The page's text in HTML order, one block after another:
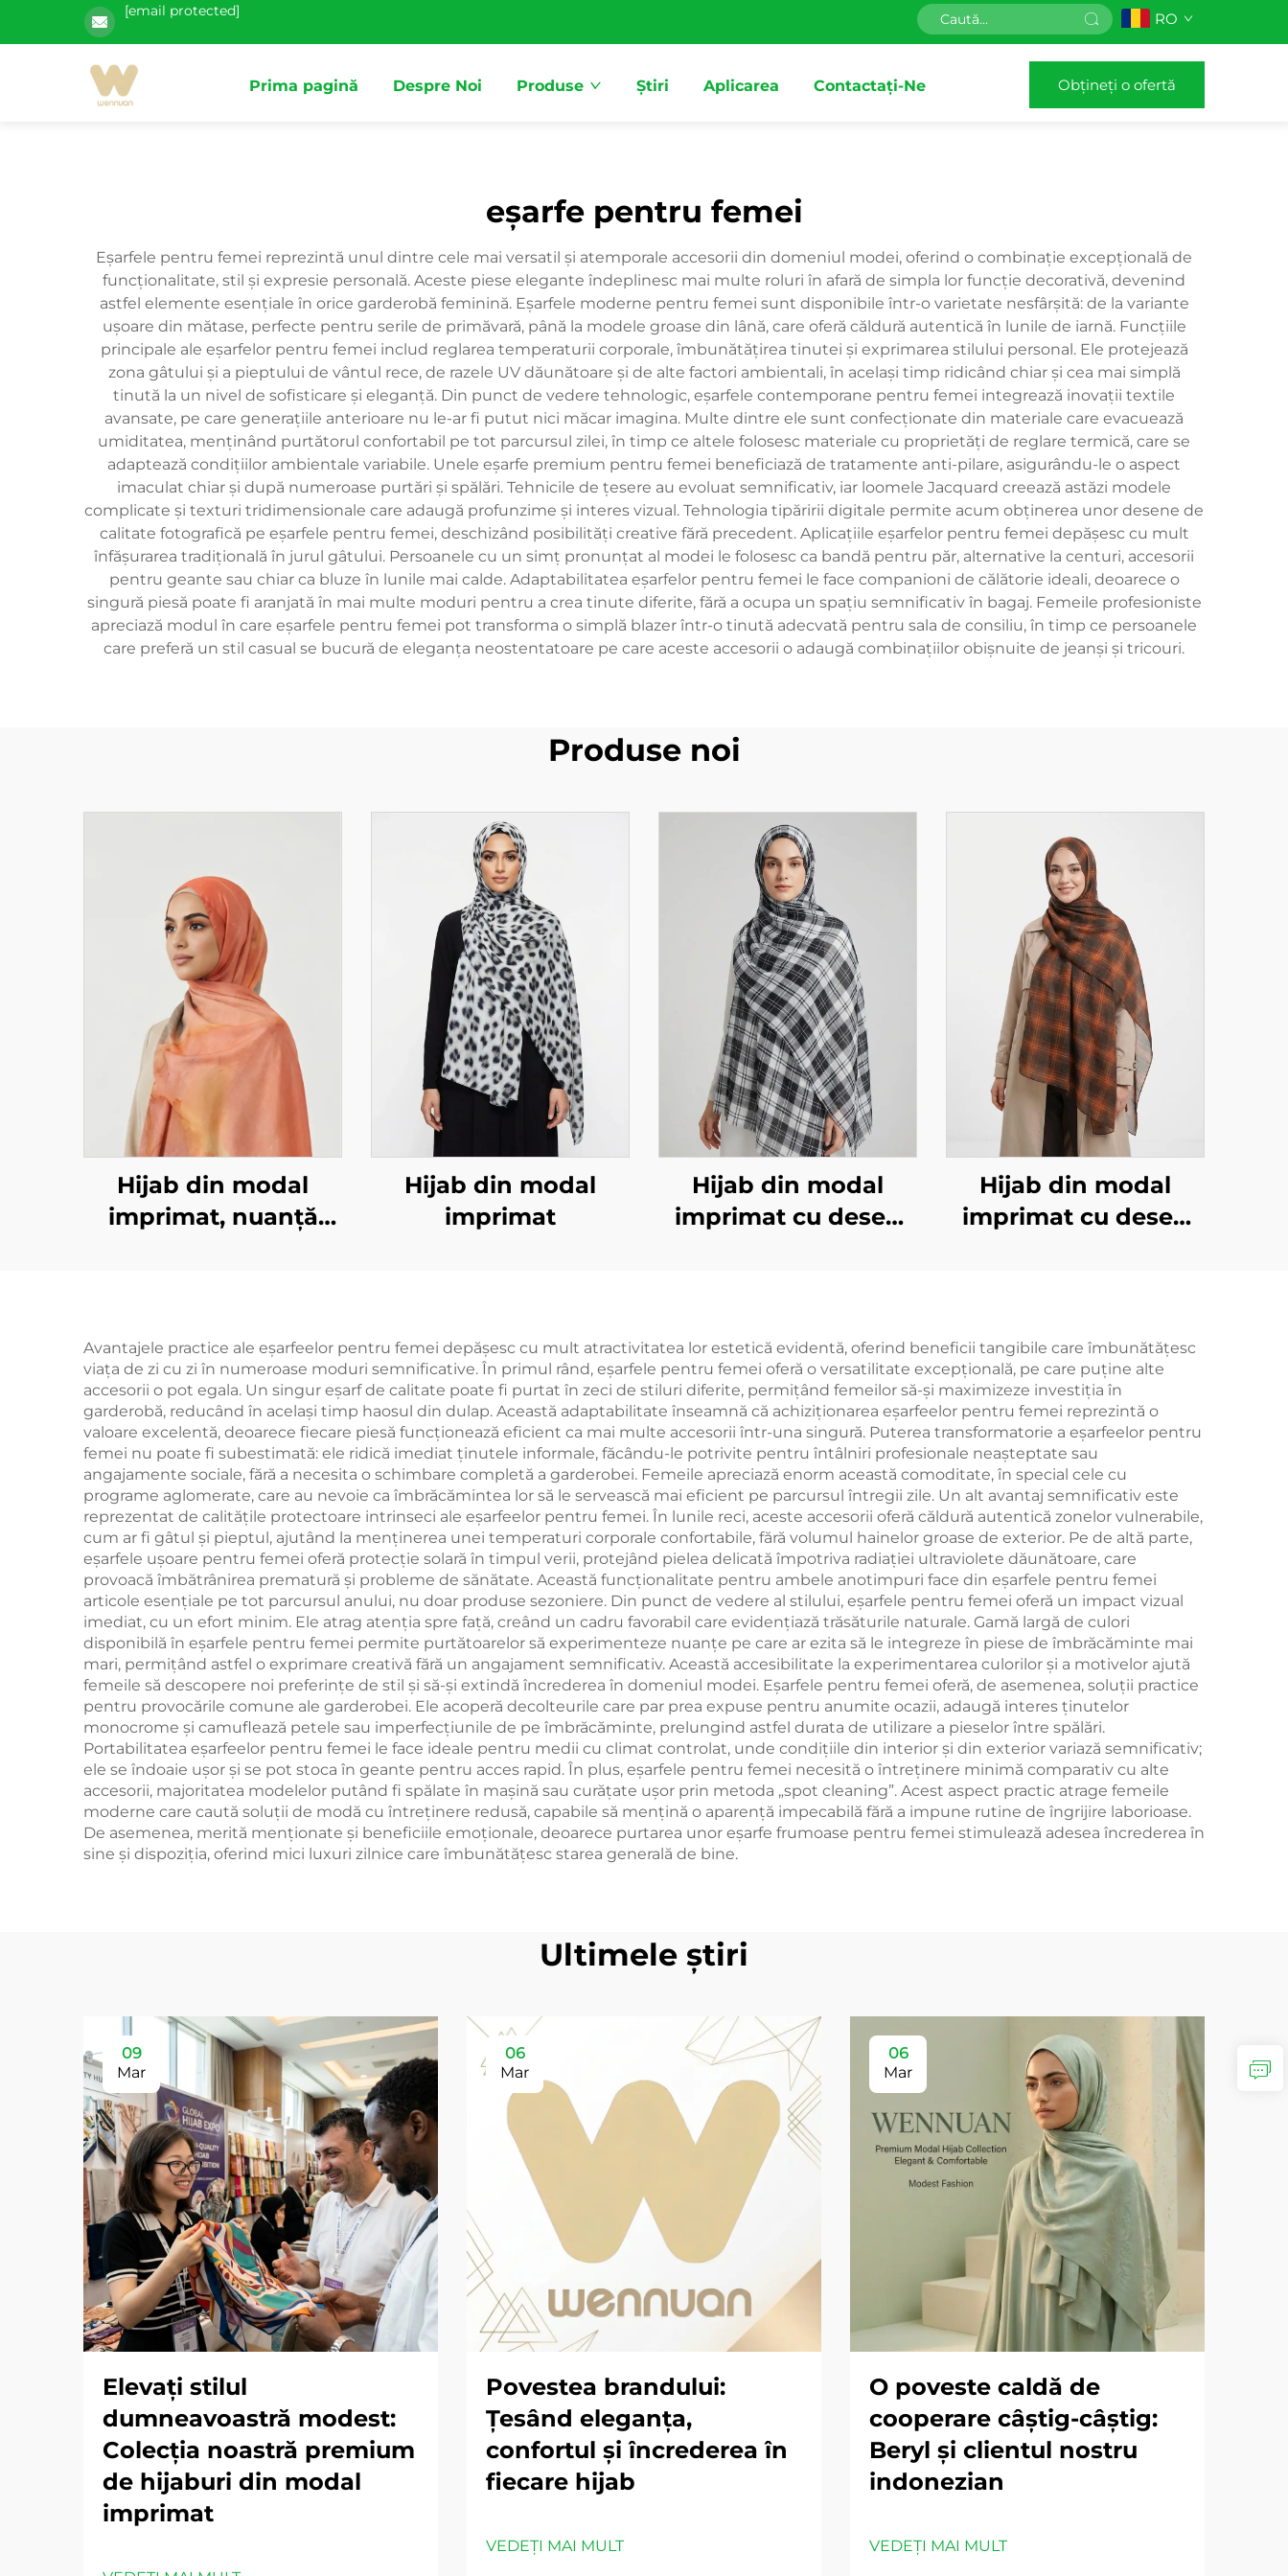
[email protected] RO
Prima pagină Despre Noi Produse Știri Aplicarea Contactați-Ne Obțineți o ofertă
eșarfe pentru femei
Eșarfele pentru femei reprezintă unul dintre cele mai versatil și atemporale accesorii din domeniul modei, oferind o combinație excepțională de
funcționalitate, stil și expresie personală. Aceste piese elegante îndeplinesc mai multe roluri în afară de simpla lor funcție decorativă, devenind
astfel elemente esențiale în orice garderobă feminină. Eșarfele moderne pentru femei sunt disponibile într-o varietate nesfârșită: de la variante
ușoare din mătase, perfecte pentru serile de primăvară, până la modele groase din lână, care oferă căldură autentică în lunile de iarnă. Funcțiile
principale ale eșarfelor pentru femei includ reglarea temperaturii corporale, îmbunătățirea tinutei și exprimarea stilului personal. Ele protejează
zona gâtului și a pieptului de vântul rece, de razele UV dăunătoare și de alte factori ambientali, în același timp ridicând chiar și cea mai simplă
tinută la un nivel de sofisticare și eleganță. Din punct de vedere tehnologic, eșarfele contemporane pentru femei integrează inovații textile
avansate, pe care generațiile anterioare nu le-ar fi putut nici măcar imagina. Multe dintre ele sunt confecționate din materiale care evacuează
umiditatea, menținând purtătorul confortabil pe tot parcursul zilei, în timp ce altele folosesc materiale cu proprietăți de reglare termică, care se
adaptează condițiilor ambientale variabile. Unele eșarfe premium pentru femei beneficiază de tratamente anti-pilare, asigurându-le o aspect
imaculat chiar și după numeroase purtări și spălări. Tehnicile de țesere au evoluat semnificativ, iar loomele Jacquard creează astăzi modele
complicate și texturi tridimensionale care adaugă profunzime și interes vizual. Tehnologia tipăririi digitale permite acum obținerea unor desene de
calitate fotografică pe eșarfele pentru femei, deschizând posibilități creative fără precedent. Aplicațiile eșarfelor pentru femei depășesc cu mult
înfășurarea tradițională în jurul gâtului. Persoanele cu un simț pronunțat al modei le folosesc ca bandă pentru păr, alternative la centuri, accesorii
pentru geante sau chiar ca bluze în lunile mai calde. Adaptabilitatea eșarfelor pentru femei le face companioni de călătorie ideali, deoarece o
singură piesă poate fi aranjată în mai multe moduri pentru a crea tinute diferite, fără a ocupa un spațiu semnificativ în bagaj. Femeile profesioniste
apreciază modul în care eșarfele pentru femei pot transforma o simplă blazer într-o tinută adecvată pentru sala de consiliu, în timp ce persoanele
care preferă un stil casual se bucură de eleganța neostentatoare pe care aceste accesorii o adaugă combinațiilor obișnuite de jeanși și tricouri.
Produse noi
Hijab din modal
imprimat, nuanță
Hijab din modal
imprimat
Hijab din modal
imprimat cu desen
Hijab din modal
imprimat cu desen
Avantajele practice ale eșarfeelor pentru femei depășesc cu mult atractivitatea lor estetică evidentă, oferind beneficii tangibile care îmbunătățesc
viața de zi cu zi în numeroase moduri semnificative. În primul rând, eșarfele pentru femei oferă o versatilitate excepțională, pe care puține alte
accesorii o pot egala. Un singur eșarf de calitate poate fi purtat în zeci de stiluri diferite, permițând femeilor să-și maximizeze investiția în
garderobă, reducând în același timp haosul din dulap. Această adaptabilitate înseamnă că achiziționarea eșarfeelor pentru femei reprezintă o
valoare excelentă, deoarece fiecare piesă funcționează eficient ca mai multe accesorii într-una singură. Puterea transformatorie a eșarfeelor pentru
femei nu poate fi subestimată: ele ridică imediat ținutele informale, făcându-le potrivite pentru întâlniri profesionale neașteptate sau
angajamente sociale, fără a necesita o schimbare completă a garderobei. Femeile apreciază enorm această comoditate, în special cele cu
programe aglomerate, care au nevoie ca îmbrăcămintea lor să le servească mai eficient pe parcursul întregii zile. Un alt avantaj semnificativ este
reprezentat de calitățile protectoare intrinseci ale eșarfeelor pentru femei. În lunile reci, aceste accesorii oferă căldură autentică zonelor vulnerabile,
cum ar fi gâtul și pieptul, ajutând la menținerea unei temperaturi corporale confortabile, fără volumul hainelor groase de exterior. Pe de altă parte,
eșarfele ușoare pentru femei oferă protecție solară în timpul verii, protejând pielea delicată împotriva radiației ultraviolete dăunătoare, care
provoacă îmbătrânirea prematură și probleme de sănătate. Această funcționalitate pentru ambele anotimpuri face din eșarfele pentru femei
articole esențiale pe tot parcursul anului, nu doar produse sezoniere. Din punct de vedere al stilului, eșarfele pentru femei oferă un impact vizual
imediat, cu un efort minim. Ele atrag atenția spre față, creând un cadru favorabil care evidențiază trăsăturile naturale. Gamă largă de culori
disponibilă în eșarfele pentru femei permite purtătoarelor să experimenteze nuanțe pe care ar ezita să le integreze în piese de îmbrăcăminte mai
mari, permițând astfel o exprimare creativă fără un angajament semnificativ. Această accesibilitate la experimentarea culorilor și a motivelor ajută
femeile să descopere noi preferințe de stil și să-și extindă încrederea în domeniul modei. Eșarfele pentru femei oferă, de asemenea, soluții practice
pentru provocările comune ale garderobei. Ele acoperă decolteurile care par prea expuse pentru anumite ocazii, adaugă interes ținutelor
monocrome și camuflează petele sau imperfecțiunile de pe îmbrăcăminte, prelungind astfel durata de utilizare a pieselor între spălări.
Portabilitatea eșarfeelor pentru femei le face ideale pentru medii cu climat controlat, unde condițiile din interior și din exterior variază semnificativ;
ele se îndoaie ușor și se pot stoca în geante pentru acces rapid. În plus, eșarfele pentru femei necesită o întreținere minimă comparativ cu alte
accesorii, majoritatea modelelor putând fi spălate în mașină sau curățate ușor prin metoda „spot cleaning”. Acest aspect practic atrage femeile
moderne care caută soluții de modă cu întreținere redusă, capabile să mențină o aparență impecabilă fără a impune rutine de îngrijire laborioase.
De asemenea, merită menționate și beneficiile emoționale, deoarece purtarea unor eșarfe frumoase pentru femei stimulează adesea încrederea în
sine și dispoziția, oferind mici luxuri zilnice care îmbunătățesc starea generală de bine.
Ultimele știri
09
Mar
Elevați stilul
dumneavoastră modest:
Colecția noastră premium
de hijaburi din modal
imprimat
06
Mar
Povestea brandului:
Ţesând eleganța,
confortul și încrederea în
fiecare hijab
VEDEȚI MAI MULT
06
Mar
O poveste caldă de
cooperare câștig-câștig:
Beryl și clientul nostru
indonezian
VEDEȚI MAI MULT